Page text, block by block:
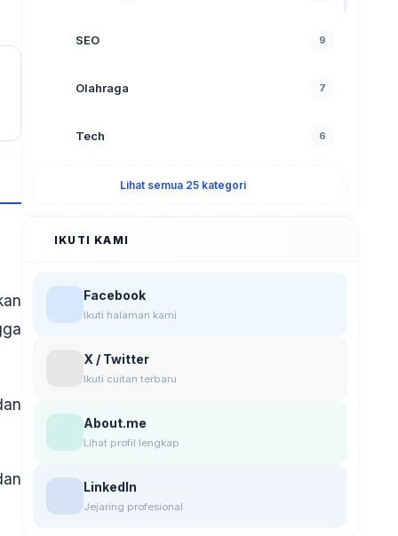
SEO 9
Olahraga 7
Tech 6
Lihat semua 25 kategori
IKUTI KAMI
Facebook
Ikuti halaman kami
X / Twitter
Ikuti cuitan terbaru
About.me
Lihat profil lengkap
LinkedIn
Jejaring profesional